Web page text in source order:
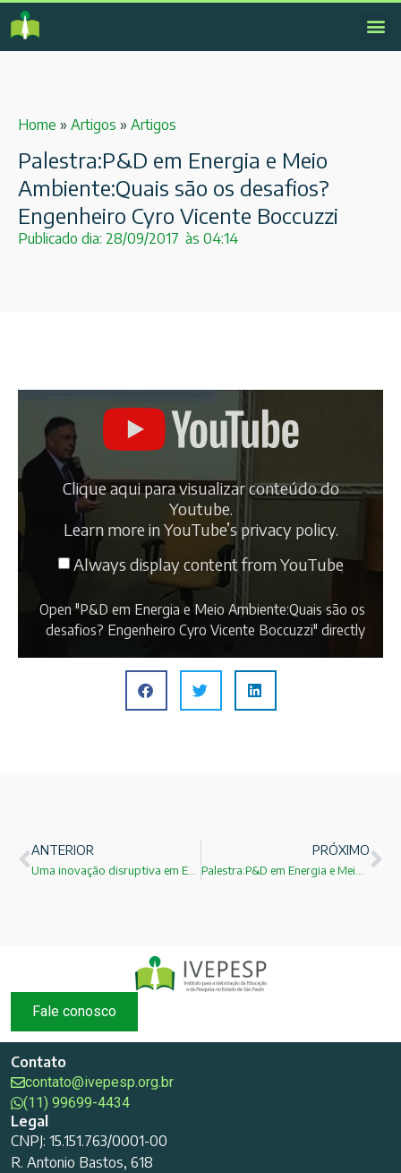
Home » Artigos » Artigos
Palestra:P&D em Energia e Meio
Ambiente:Quais são os desafios?
Engenheiro Cyro Vicente Boccuzzi
Publicado dia: 28/09/2017 às 04:14
Clique aqui para visualizar conteúdo do
Youtube.
Learn more inYouTube’s privacy policy.
Always display content from YouTube
Open "P&D em Energia e Meio Ambiente:Quais são os
desafios? Engenheiro Cyro Vicente Boccuzzi" directly
ANTERIOR PRÓXIMO
Fale conosco
Contato
contato@ivepesp.org.br
(11) 99699-4434
Legal
CNPJ: 15.151.763/0001-00
R. Antonio Bastos, 618